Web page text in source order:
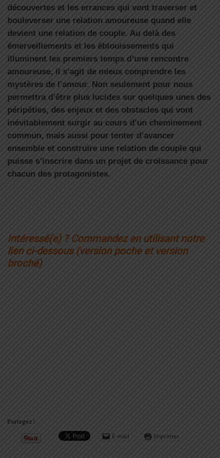
découvertes et les errances qui vont traverser et
bouleverser une relation amoureuse quand elle
devient une relation de couple. Au delà des
émerveillements et les éblouissements qui
illuminent les premiers temps d’une rencontre
amoureuse, il s’agit de mieux comprendre les
mystères de l’amour. Non seulement pour nous
permettra d’être plus lucides sur quelques unes des
péripéties, des enjeux et des obstacles qui vont
inévitablement surgir au cours d’un cheminement
commun, mais aussi pour tenter d’avancer
ensemble et construire une relation de couple qui
puisse s’inscrire dans un projet de croissance pour
chacun des protagonistes.
Intéressé(e) ? Commandez en utilisant notre
lien ci-dessous (version poche et version
broché)
Partagez !
E-mail Imprimer